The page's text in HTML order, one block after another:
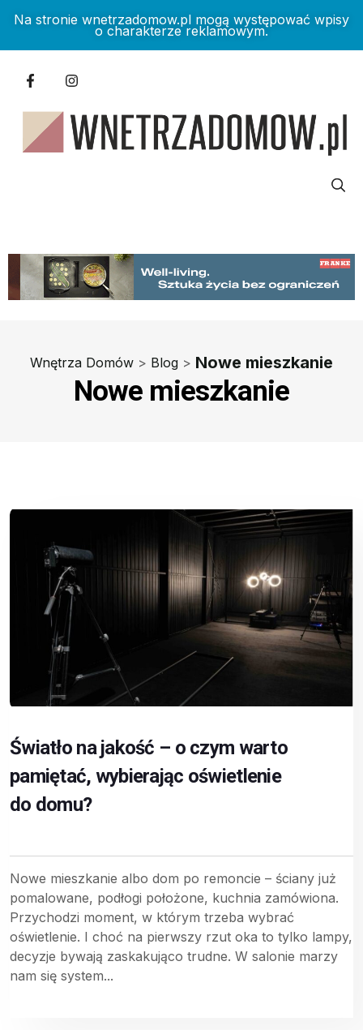
Na stronie wnetrzadomow.pl mogą występować wpisy
o charakterze reklamowym.
Wnętrza Domów > Blog > Nowe mieszkanie
Nowe mieszkanie
Światło na jakość – o czym warto
pamiętać, wybierając oświetlenie
do domu?
Nowe mieszkanie albo dom po remoncie – ściany już
pomalowane, podłogi położone, kuchnia zamówiona.
Przychodzi moment, w którym trzeba wybrać
oświetlenie. I choć na pierwszy rzut oka to tylko lampy,
decyzje bywają zaskakująco trudne. W salonie marzy
nam się system...